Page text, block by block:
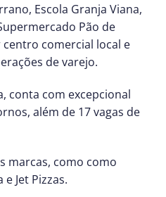
Escola Granja Viana,
Pão de
comercial local e
de varejo.
conta com excepcional
além de 17 vagas de
marcas, como como
Jet Pizzas.